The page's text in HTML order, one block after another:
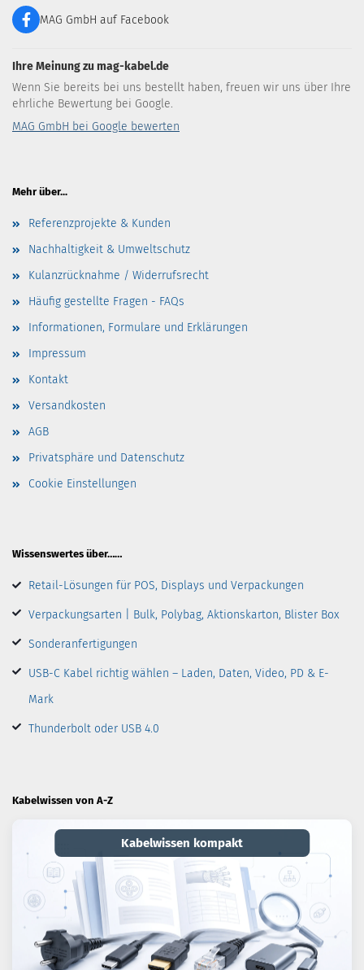
MAG GmbH auf Facebook
Ihre Meinung zu mag-kabel.de
Wenn Sie bereits bei uns bestellt haben, freuen wir uns über Ihre
ehrliche Bewertung bei Google.
MAG GmbH bei Google bewerten
Mehr über...
Referenzprojekte & Kunden
Nachhaltigkeit & Umweltschutz
Kulanzrücknahme / Widerrufsrecht
Häufig gestellte Fragen - FAQs
Informationen, Formulare und Erklärungen
Impressum
Kontakt
Versandkosten
AGB
Privatsphäre und Datenschutz
Cookie Einstellungen
Wissenswertes über……
Retail-Lösungen für POS, Displays und Verpackungen
Verpackungsarten | Bulk, Polybag, Aktionskarton, Blister Box
Sonderanfertigungen
USB-C Kabel richtig wählen – Laden, Daten, Video, PD & E-
Mark
Thunderbolt oder USB 4.0
Kabelwissen von A-Z
Kabelwissen kompakt